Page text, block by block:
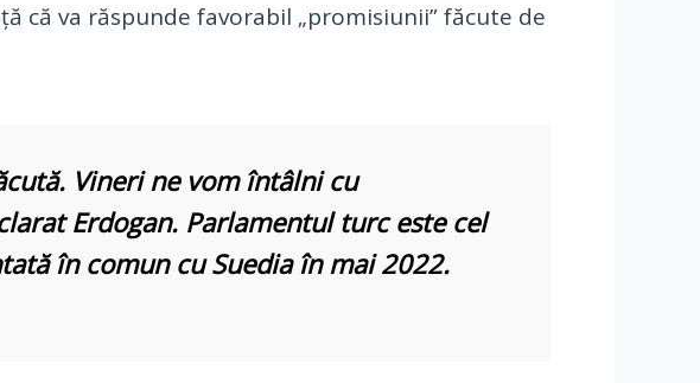
că va răspunde favorabil „promisiunii” făcute de
Vineri ne vom întâlni cu
Erdogan. Parlamentul turc este cel
în comun cu Suedia în mai 2022.